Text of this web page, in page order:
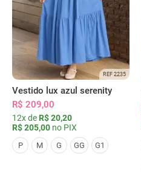
REF 2235
Vestido lux azul serenity
R$ 209,00
12x de R$ 20,20
R$ 205,00 no PIX
P M G GG G1